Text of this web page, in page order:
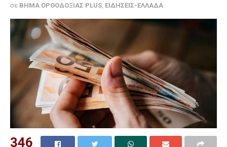
σε ΒΗΜΑ ΟΡΘΟΔΟΞΙΑΣ PLUS, ΕΙΔΗΣΕΙΣ-ΕΛΛΑΔΑ
346